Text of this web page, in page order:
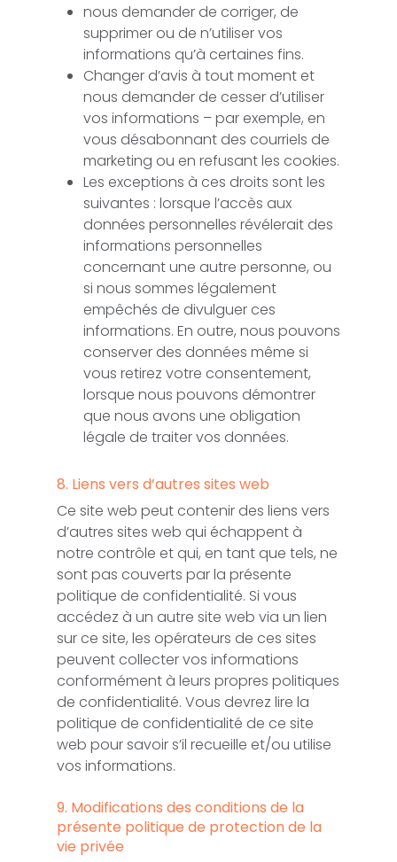
nous demander de corriger, de
supprimer ou de n’utiliser vos
informations qu’à certaines fins.
Changer d’avis à tout moment et
nous demander de cesser d’utiliser
vos informations – par exemple, en
vous désabonnant des courriels de
marketing ou en refusant les cookies.
Les exceptions à ces droits sont les
suivantes : lorsque l’accès aux
données personnelles révélerait des
informations personnelles
concernant une autre personne, ou
si nous sommes légalement
empêchés de divulguer ces
informations. En outre, nous pouvons
conserver des données même si
vous retirez votre consentement,
lorsque nous pouvons démontrer
que nous avons une obligation
légale de traiter vos données.
8. Liens vers d’autres sites web
Ce site web peut contenir des liens vers
d’autres sites web qui échappent à
notre contrôle et qui, en tant que tels, ne
sont pas couverts par la présente
politique de confidentialité. Si vous
accédez à un autre site web via un lien
sur ce site, les opérateurs de ces sites
peuvent collecter vos informations
conformément à leurs propres politiques
de confidentialité. Vous devrez lire la
politique de confidentialité de ce site
web pour savoir s’il recueille et/ou utilise
vos informations.
9. Modifications des conditions de la
présente politique de protection de la
vie privée